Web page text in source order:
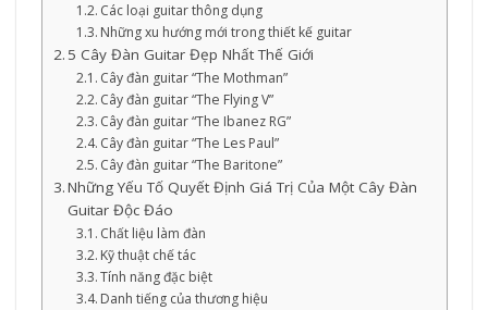
Các loại guitar thông dụng
Những xu hướng mới trong thiết kế guitar
5 Cây Đàn Guitar Đẹp Nhất Thế Giới
Cây đàn guitar “The Mothman”
Cây đàn guitar “The Flying V”
Cây đàn guitar “The Ibanez RG”
Cây đàn guitar “The Les Paul”
Cây đàn guitar “The Baritone”
Những Yếu Tố Quyết Định Giá Trị Của Một Cây Đàn
Guitar Độc Đáo
Chất liệu làm đàn
Kỹ thuật chế tác
Tính năng đặc biệt
Danh tiếng của thương hiệu